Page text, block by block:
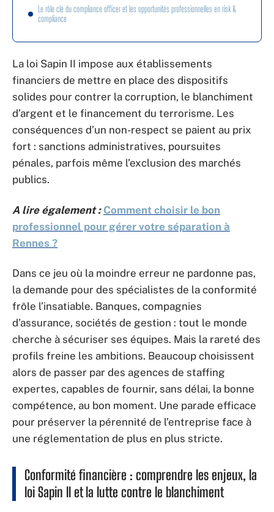
Le rôle clé du compliance officer et les opportunités professionnelles en risk &
compliance
La loi Sapin II impose aux établissements
financiers de mettre en place des dispositifs
solides pour contrer la corruption, le blanchiment
d’argent et le financement du terrorisme. Les
conséquences d’un non-respect se paient au prix
fort : sanctions administratives, poursuites
pénales, parfois même l’exclusion des marchés
publics.
A lire également : Comment choisir le bon
professionnel pour gérer votre séparation à
Rennes ?
Dans ce jeu où la moindre erreur ne pardonne pas,
la demande pour des spécialistes de la conformité
frôle l’insatiable. Banques, compagnies
d’assurance, sociétés de gestion : tout le monde
cherche à sécuriser ses équipes. Mais la rareté des
profils freine les ambitions. Beaucoup choisissent
alors de passer par des agences de staffing
expertes, capables de fournir, sans délai, la bonne
compétence, au bon moment. Une parade efficace
pour préserver la pérennité de l’entreprise face à
une réglementation de plus en plus stricte.
Conformité financière : comprendre les enjeux, la
loi Sapin II et la lutte contre le blanchiment